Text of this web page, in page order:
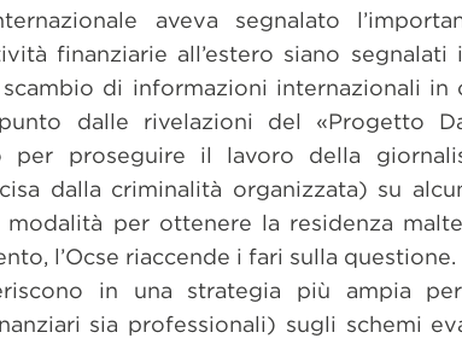
aveva segnalato
finanziarie all’estero siano segnalati
di informazioni internazionali in
dalle rivelazioni del «Progetto
per proseguire il lavoro della
dalla criminalità organizzata) su
modalità per ottenere la residenza
l’Ocse riaccende i fari sulla questione.
in una strategia più ampia
sia professionali) sugli schemi